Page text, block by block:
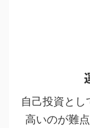
自己投資と
高いのが難